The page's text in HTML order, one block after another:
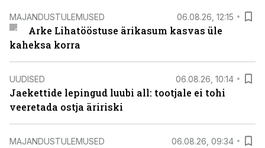
MAJANDUSTULEMUSED 06.08.26, 12:15
Arke Lihatööstuse ärikasum kasvas üle
kaheksa korra
UUDISED 06.08.26, 10:14
Jaekettide lepingud luubi all: tootjale ei tohi
veeretada ostja äririski
MAJANDUSTULEMUSED 06.08.26, 09:34